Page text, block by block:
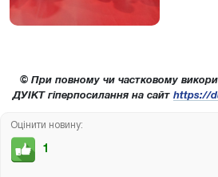
© При повному чи частковому
ДУІКТ гіперпосилання на сайт https://
Оцінити новину:
1